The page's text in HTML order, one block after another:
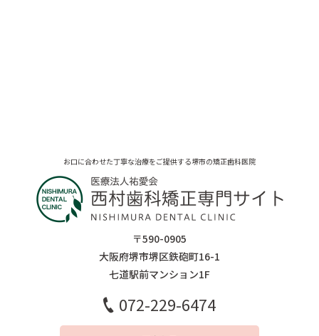
お口に合わせた丁寧な治療をご提供する堺市の矯正歯科医院
〒590-0905
大阪府堺市堺区鉄砲町16-1
七道駅前マンション1F
072-229-6474